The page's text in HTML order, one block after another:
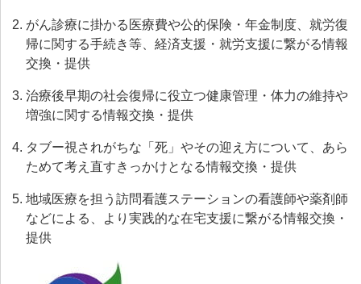
がん診療に掛かる医療費や公的保険・年金制度、就労復
帰に関する手続き等、経済支援・就労支援に繋がる情報
交換・提供
治療後早期の社会復帰に役立つ健康管理・体力の維持や
増強に関する情報交換・提供
タブー視されがちな「死」やその迎え方について、あら
ためて考え直すきっかけとなる情報交換・提供
地域医療を担う訪問看護ステーションの看護師や薬剤師
などによる、より実践的な在宅支援に繋がる情報交換・
提供